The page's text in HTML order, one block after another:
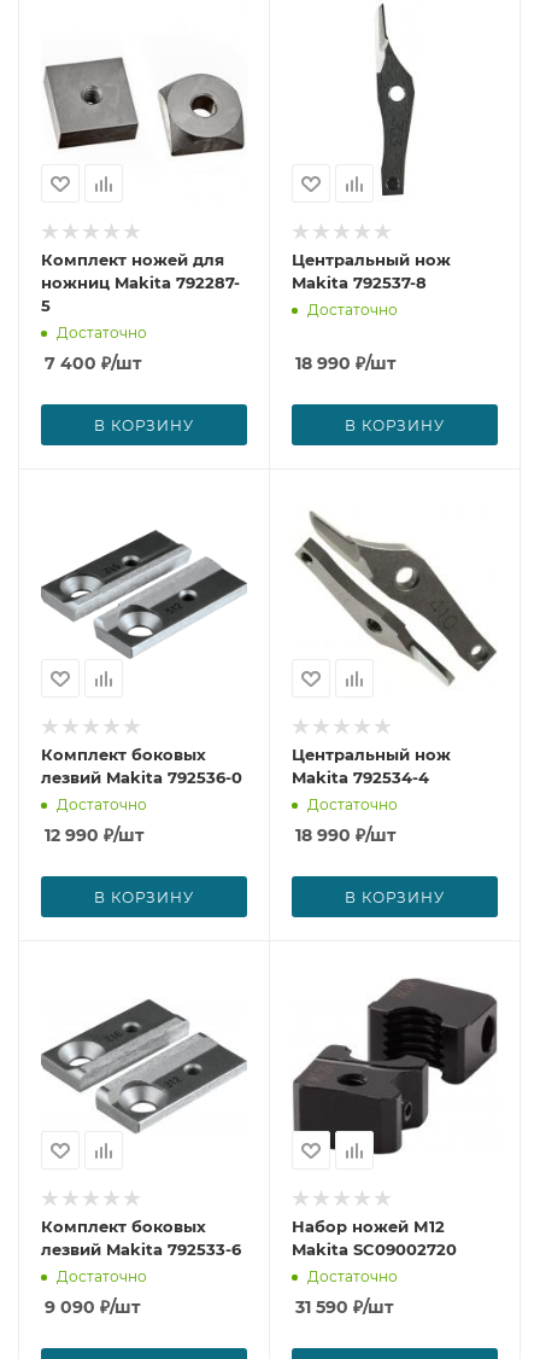
Комплект ножей для
ножниц Makita 792287-
5
Достаточно
7 400 ₽/шт
В КОРЗИНУ
Центральный нож
Makita 792537-8
Достаточно
18 990 ₽/шт
В КОРЗИНУ
Комплект боковых
лезвий Makita 792536-0
Достаточно
12 990 ₽/шт
В КОРЗИНУ
Центральный нож
Makita 792534-4
Достаточно
18 990 ₽/шт
В КОРЗИНУ
Комплект боковых
лезвий Makita 792533-6
Достаточно
9 090 ₽/шт
Набор ножей М12
Makita SC09002720
Достаточно
31 590 ₽/шт